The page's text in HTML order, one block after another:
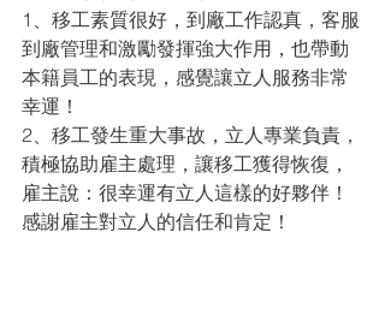
1、移工素質很好，到廠工作認真，客服
到廠管理和激勵發揮強大作用，也帶動
本籍員工的表現，感覺讓立人服務非常
幸運！
2、移工發生重大事故，立人專業負責，
積極協助雇主處理，讓移工獲得恢復，
雇主說：很幸運有立人這樣的好夥伴！
感謝雇主對立人的信任和肯定！